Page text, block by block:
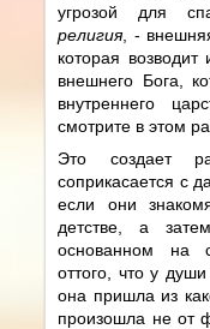
угрозой для
религия, -
которая
внешнего Бога,
внутреннего
смотрите в этом
Это создает
соприкасается с
если они
детстве, а
основанном на
оттого, что у
она пришла из
произошла не от